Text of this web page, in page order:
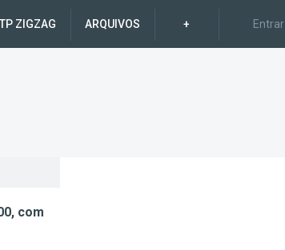
ZIGZAG ARQUIVOS + Entrar
com